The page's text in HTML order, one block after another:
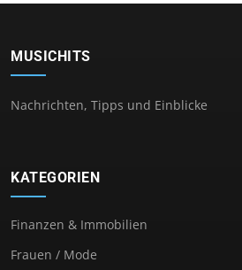
MUSICHITS
Nachrichten, Tipps und Einblicke
KATEGORIEN
Finanzen & Immobilien
Frauen / Mode